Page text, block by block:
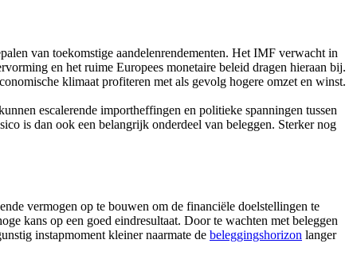
van toekomstige aandelenrendementen. Het IMF verwacht in
en het ruime Europees monetaire beleid dragen hieraan bij.
klimaat profiteren met als gevolg hogere omzet en winst.
escalerende importheffingen en politieke spanningen tussen
is dan ook een belangrijk onderdeel van beleggen. Sterker nog
vermogen op te bouwen om de financiële doelstellingen te
kans op een goed eindresultaat. Door te wachten met beleggen
instapmoment kleiner naarmate de beleggingshorizon langer